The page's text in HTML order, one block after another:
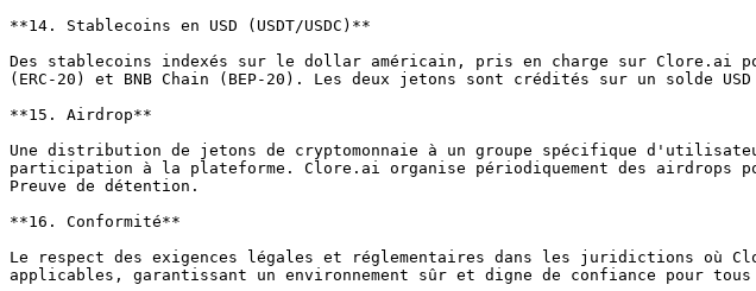
**14. Stablecoins en USD (USDT/USDC)**
Des stablecoins indexés sur le dollar américain, pris en charge sur Clore.ai
(ERC-20) et BNB Chain (BEP-20). Les deux jetons sont crédités sur un solde
**15. Airdrop**
Une distribution de jetons de cryptomonnaie à un groupe spécifique
participation à la plateforme. Clore.ai organise périodiquement des
Preuve de détention.
**16. Conformité**
Le respect des exigences légales et réglementaires dans les juridictions où
applicables, garantissant un environnement sûr et digne de confiance pour